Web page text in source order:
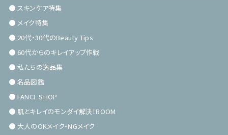
スキンケア特集
メイク特集
20代・30代のBeauty Tips
60代からのキレイアップ作戦
私たちの逸品集
名品図鑑
FANCL SHOP
肌とキレイのモンダイ解決！ROOM
大人のOKメイク・NGメイク